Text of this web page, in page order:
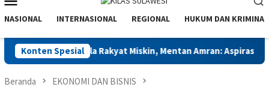
Mobile
NASIONAL INTERNASIONAL REGIONAL HUKUM DAN KRIMINAL
Konten Spesial
Pembela Rakyat Miskin, Mentan Amran: Aspirasi Riil
Beranda EKONOMI DAN BISNIS